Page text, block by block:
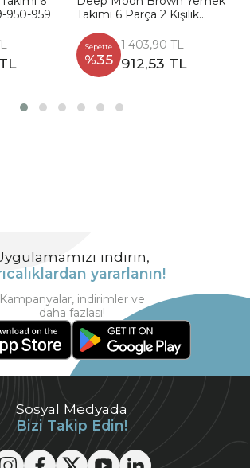
950-959
Takımı 6 Parça 2 Kişilik
Sepette
%35
1.403,90 TL
912,53 TL
Sosyal Medyada
Bizi Takip Edin!
indirin,
yararlanın!
Kampanyalar, indirimler ve
daha fazlası!